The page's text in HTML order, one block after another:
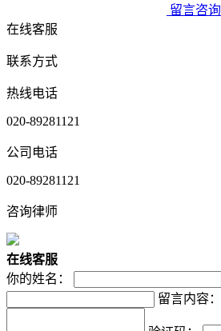
留言咨询
在线客服
联系方式
热线电话
020-89281121
公司电话
020-89281121
咨询律师
在线客服
你的姓名：
留言内容：